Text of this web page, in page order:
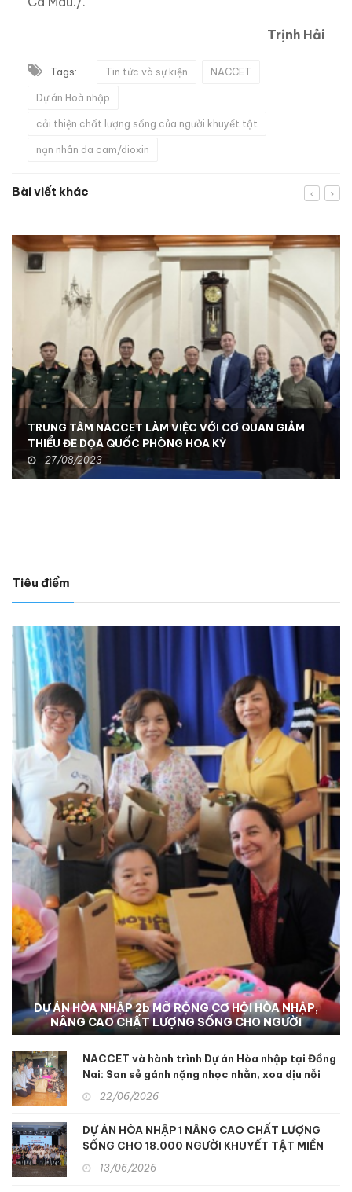
Trịnh Hải
Tags: Tin tức và sự kiện NACCET
Dự án Hoà nhập
cải thiện chất lượng sống của người khuyết tật
nạn nhân da cam/dioxin
Bài viết khác
TRUNG TÂM NACCET LÀM VIỆC VỚI CƠ QUAN GIẢM
THIỂU ĐE DỌA QUỐC PHÒNG HOA KỲ
27/08/2023
Tiêu điểm
NACCET THÚC ĐẨY DỰ ÁN HÒA NHẬP III-B TẠI TỈNH
ĐỒNG NAI: Hỗ trợ sinh kế và nâng cao dịch vụ phục
hồi chức năng để hỗ trợ người khuyết tật và nạn
NACCET và hành trình Dự án Hòa nhập tại Đồng
Nai: San sẻ gánh nặng nhọc nhằn, xoa dịu nỗi
đau da cam
22/06/2026
DỰ ÁN HÒA NHẬP 1 NÂNG CAO CHẤT LƯỢNG
SỐNG CHO 18.000 NGƯỜI KHUYẾT TẬT MIỀN
TRUNG
13/06/2026